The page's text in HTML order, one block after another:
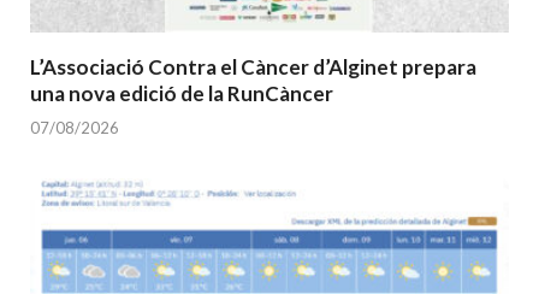
L’Associació Contra el Càncer d’Alginet prepara
una nova edició de la RunCàncer
07/08/2026